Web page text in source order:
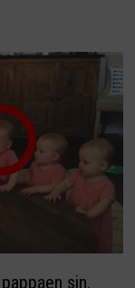
sin.